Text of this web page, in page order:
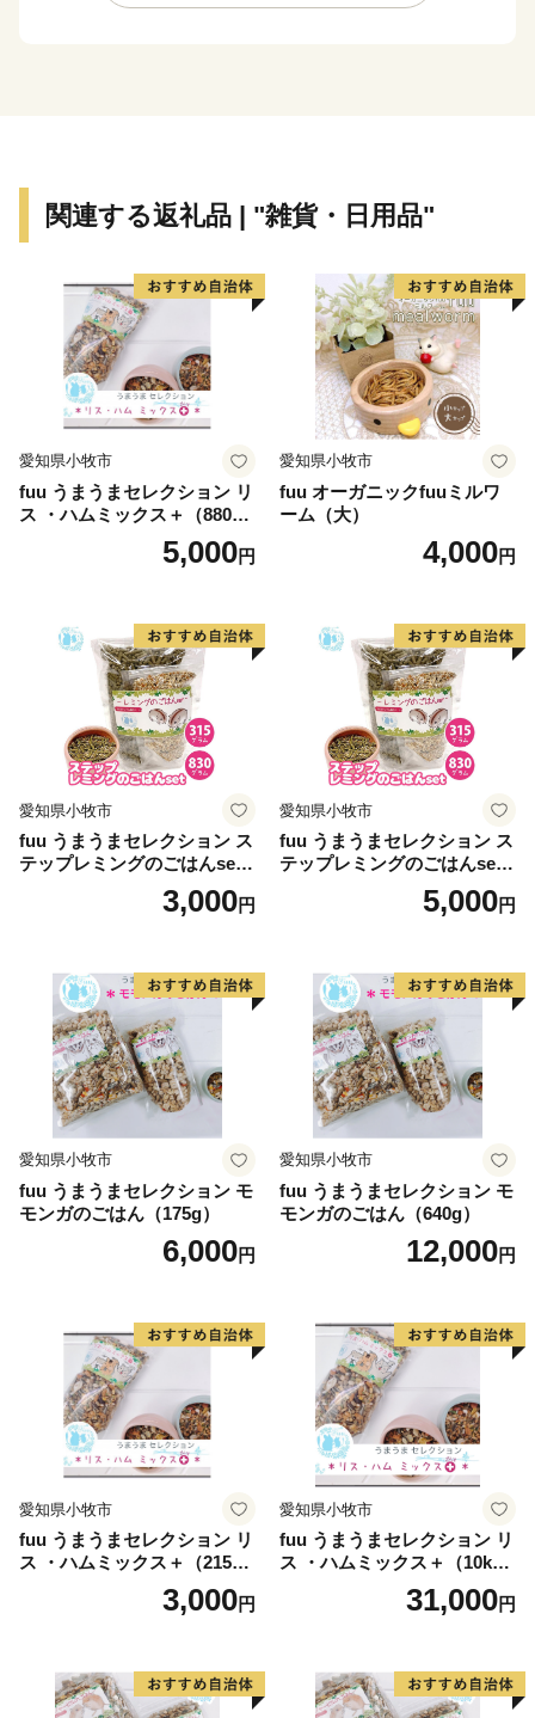
やグルメも楽しめる魅力が詰まったまちです。
一定額以上のご寄附をいただいた市外在住の方に感謝の
気持ちを込めて、お礼の品を差し上げます。
●常滑市の地元特産品等から寄附金額に応じてお選びい
ただけます。
●常滑市の魅力を市外にPRする観点から、お礼の品の贈
呈は市外の方のみを対象とさせていいただきますのでご
了承ください。
おりません。
※お礼の品のお届けには1～2ヶ月程度かかることがあり
※お礼の品によっては数量が限定されているものもござ
います。
※返礼品の写真はイメージです。
【寄附証明書の送付時期について】
寄附証明書は返礼品と別でお送りいたします。
入金確認後、2週間程度で発送いたします。
【ワンストップ特例申請書の送付時期について】
「ワンストップ特例申請書を希望する」を選択された方
に、受領書と一緒にお送りします。
必要情報を記載の上返送してください。
《ワンストップ特例申請書送付先》
住所：〒444-1333 愛知県高浜市沢渡町一丁目3番28
宛先：常滑市ふるさと納税ワンストップ受付センター
関連する返礼品 | "雑貨・日用品"
愛知県小牧市
fuu うまうまセレクション リ
ス ・ハムミックス＋（880
5,000円
愛知県小牧市
fuu オーガニックfuuミルワ
ーム（大）
4,000円
愛知県小牧市
fuu うまうまセレクション ス
テップレミングのごはんset
3,000円
愛知県小牧市
fuu うまうまセレクション ス
テップレミングのごはんset
5,000円
愛知県小牧市
fuu うまうまセレクション モ
モンガのごはん（175g）
6,000円
愛知県小牧市
fuu うまうまセレクション モ
モンガのごはん（640g）
12,000円
愛知県小牧市
fuu うまうまセレクション リ
ス ・ハムミックス＋（215
3,000円
愛知県小牧市
fuu うまうまセレクション リ
ス ・ハムミックス＋（10k
31,000円